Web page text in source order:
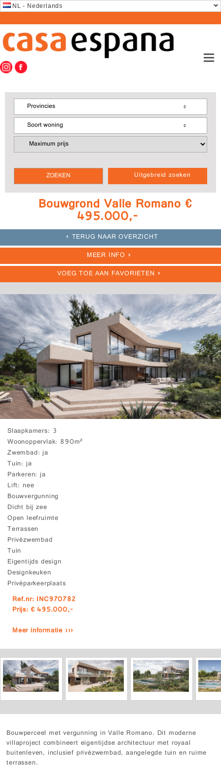
NL - Nederlands
Uitgebreid zoeken
Provincies
Soort woning
Bouwgrond Valle Romano €
495.000,-
TERUG NAAR OVERZICHT
MEER INFO
VOEG TOE AAN FAVORIETEN
Slaapkamers 3
Woonoppervlak 890m²
Zwembad ja
Tuin ja
Parkeren ja
Lift nee
Bouwvergunning
Dicht bij zee
Open leefruimte
Terrassen
Privézwembad
Tuin
Eigentijds design
Designkeuken
Privéparkeerplaats
Ref.nr: INC970782
Prijs: € 495.000,-
Meer informatie ›››
Bouwperceel met vergunning in Valle Romano. Dit moderne
villaproject combineert eigentijdse architectuur met royaal
buitenleven, inclusief privézwembad, aangelegde tuin en ruime
terrassen.